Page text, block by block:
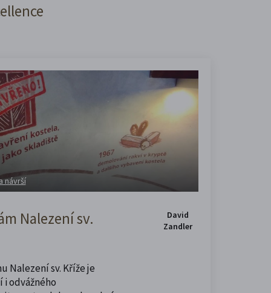
návrší
Nalezení sv.
Nalezení sv. Kříže je
odvážného
David
Zandler